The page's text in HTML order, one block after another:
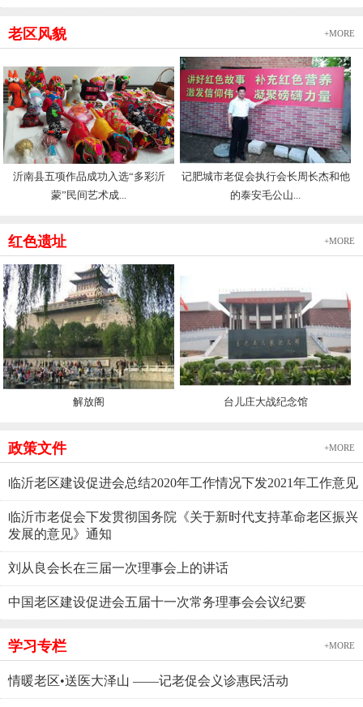
老区风貌 +MORE
沂南县五项作品成功入选“多彩沂
蒙”民间艺术成...
记肥城市老促会执行会长周长杰和他
的泰安毛公山...
红色遗址 +MORE
解放阁 台儿庄大战纪念馆
政策文件 +MORE
临沂老区建设促进会总结2020年工作情况下发2021年工作意见
临沂市老促会下发贯彻国务院《关于新时代支持革命老区振兴
发展的意见》通知
刘从良会长在三届一次理事会上的讲话
中国老区建设促进会五届十一次常务理事会会议纪要
学习专栏 +MORE
情暖老区•送医大泽山 ——记老促会义诊惠民活动